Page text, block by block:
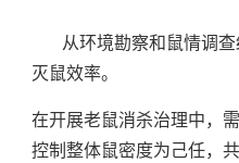
从环境勘察和鼠情调查
灭鼠效率。
在开展老鼠消杀治理中，
控制整体鼠密度为己任，